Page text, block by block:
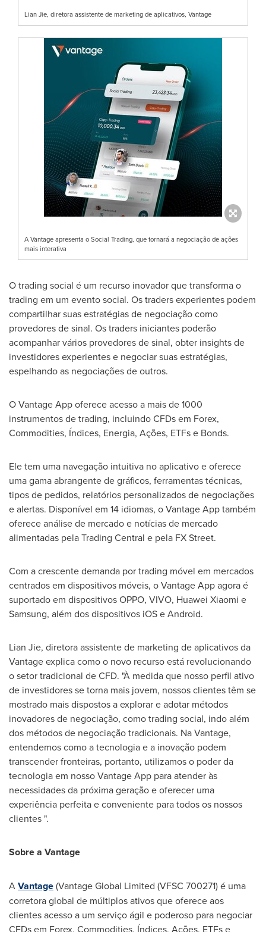
Lian Jie, diretora assistente de marketing de aplicativos, Vantage
A Vantage apresenta o Social Trading, que tornará a negociação de ações
mais interativa
O trading social é um recurso inovador que transforma o
trading em um evento social. Os traders experientes podem
compartilhar suas estratégias de negociação como
provedores de sinal. Os traders iniciantes poderão
acompanhar vários provedores de sinal, obter insights de
investidores experientes e negociar suas estratégias,
espelhando as negociações de outros.
O Vantage App oferece acesso a mais de 1000
instrumentos de trading, incluindo CFDs em Forex,
Commodities, Índices, Energia, Ações, ETFs e Bonds.
Ele tem uma navegação intuitiva no aplicativo e oferece
uma gama abrangente de gráficos, ferramentas técnicas,
tipos de pedidos, relatórios personalizados de negociações
e alertas. Disponível em 14 idiomas, o Vantage App também
oferece análise de mercado e notícias de mercado
alimentadas pela Trading Central e pela FX Street.
Com a crescente demanda por trading móvel em mercados
centrados em dispositivos móveis, o Vantage App agora é
suportado em dispositivos OPPO, VIVO, Huawei Xiaomi e
Samsung, além dos dispositivos iOS e Android.
Lian Jie, diretora assistente de marketing de aplicativos da
Vantage explica como o novo recurso está revolucionando
o setor tradicional de CFD. "À medida que nosso perfil ativo
de investidores se torna mais jovem, nossos clientes têm se
mostrado mais dispostos a explorar e adotar métodos
inovadores de negociação, como trading social, indo além
dos métodos de negociação tradicionais. Na Vantage,
entendemos como a tecnologia e a inovação podem
transcender fronteiras, portanto, utilizamos o poder da
tecnologia em nosso Vantage App para atender às
necessidades da próxima geração e oferecer uma
experiência perfeita e conveniente para todos os nossos
clientes ".
Sobre a Vantage
AVantage(Vantage Global Limited (VFSC 700271) é uma
corretora global de múltiplos ativos que oferece aos
clientes acesso a um serviço ágil e poderoso para negociar
CFDs em Forex, Commodities, Índices, Ações, ETFs e